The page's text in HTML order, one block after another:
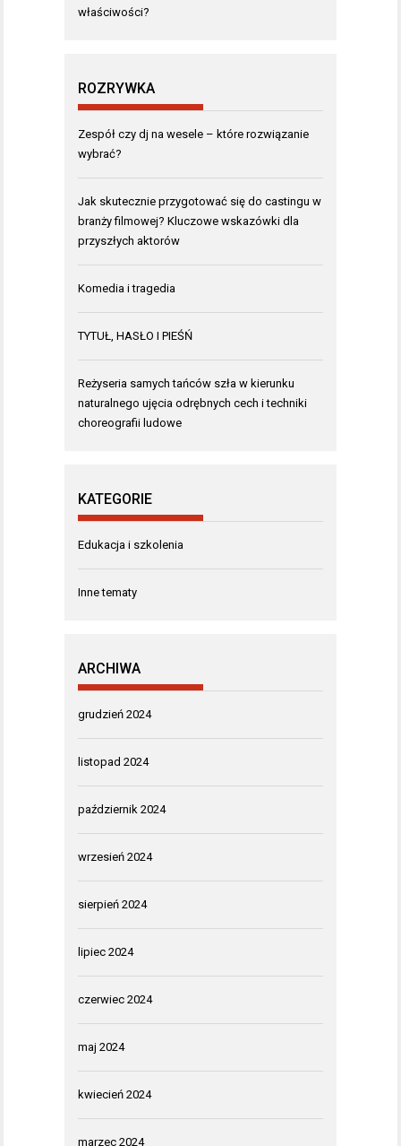
właściwości?
ROZRYWKA
Zespół czy dj na wesele – które rozwiązanie
wybrać?
Jak skutecznie przygotować się do castingu w
branży filmowej? Kluczowe wskazówki dla
przyszłych aktorów
Komedia i tragedia
TYTUŁ, HASŁO I PIEŚŃ
Reżyseria samych tańców szła w kierunku
naturalnego ujęcia odrębnych cech i techniki
choreografii ludowe
KATEGORIE
Edukacja i szkolenia
Inne tematy
ARCHIWA
grudzień 2024
listopad 2024
październik 2024
wrzesień 2024
sierpień 2024
lipiec 2024
czerwiec 2024
maj 2024
kwiecień 2024
marzec 2024